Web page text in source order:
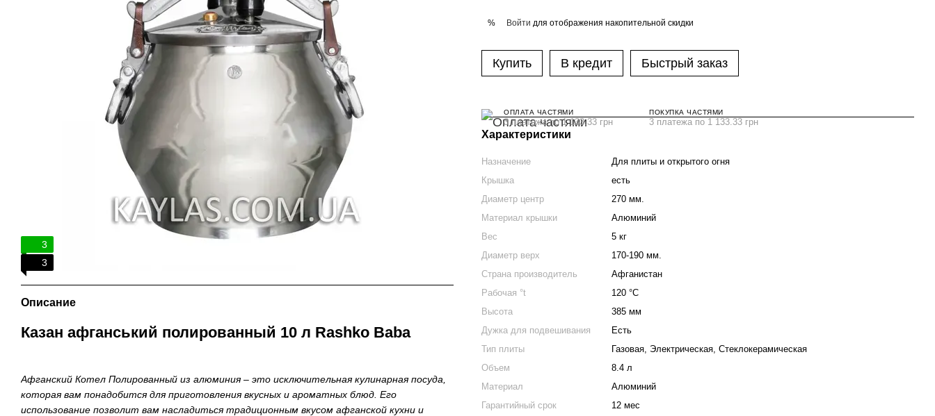
3
3
Описание
Казан афганський полированный 10 л Rashko Baba
Афганский Котел Полированный из алюминия – это исключительная кулинарная посуда,
которая вам понадобится для приготовления вкусных и ароматных блюд. Его
использование позволит вам насладиться традиционным вкусом афганской кухни и
% Войти для отображения накопительной скидки
Купить В кредит Быстрый заказ
ОПЛАТА ЧАСТЯМИ
3 платежа по 1 133.33 грн
ПОКУПКА ЧАСТЯМИ
3 платежа по 1 133.33 грн
Характеристики
Назначение
Для плиты и открытого огня
Крышка
есть
Диаметр центр
270 мм.
Материал крышки
Алюминий
Вес
5 кг
Диаметр верх
170-190 мм.
Страна производитель
Афганистан
Рабочая °t
120 °C
Высота
385 мм
Дужка для подвешивания
Есть
Тип плиты
Газовая, Электрическая, Стеклокерамическая
Объем
8.4 л
Материал
Алюминий
Гарантийный срок
12 мес